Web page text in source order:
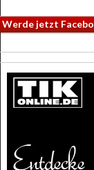
Werde jetzt